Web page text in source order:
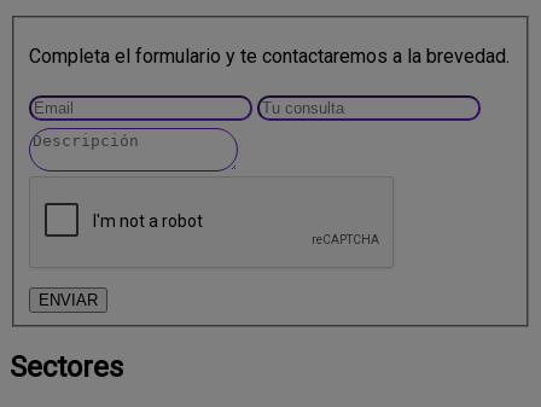
Completa el formulario y te contactaremos a la brevedad.
Sectores